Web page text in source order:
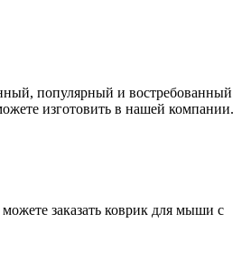
популярный и востребованный
изготовить в нашей компании.
заказать коврик для мыши с